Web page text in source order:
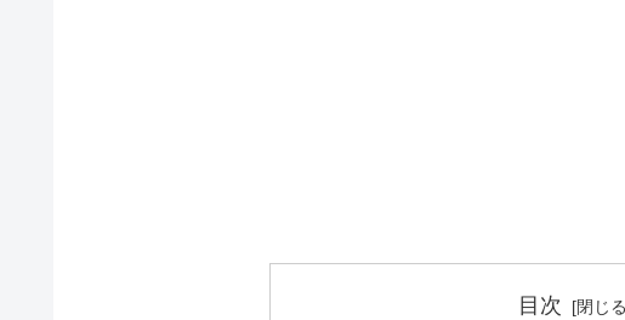
目次